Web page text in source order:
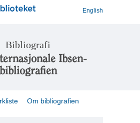
English
Bibliografi
Ibsen-
bibliografien
Om bibliografien